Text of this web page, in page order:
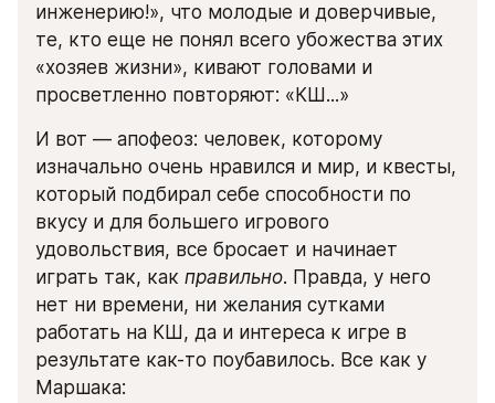
инженерию!», что молодые и доверчивые,
те, кто еще не понял всего убожества этих
«хозяев жизни», кивают головами и
просветленно повторяют: «КШ...»
И вот — апофеоз: человек, которому
изначально очень нравился и мир, и квесты,
который подбирал себе способности по
вкусу и для большего игрового
удовольствия, все бросает и начинает
играть так, как правильно. Правда, у него
нет ни времени, ни желания сутками
работать на КШ, да и интереса к игре в
результате как-то поубавилось. Все как у
Маршака: